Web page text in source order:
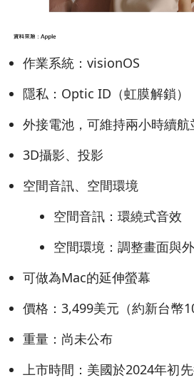
作業系統：visionOS
隱私：Optic ID（虹膜解鎖）
外接電池，可維持兩小時續
3D攝影、投影
空間音訊、空間環境
空間音訊：環繞式音效
空間環境：調整畫面與
可做為Mac的延伸螢幕
價格：3,499美元（約新台幣
重量：尚未公布
上市時間：美國於2024年初